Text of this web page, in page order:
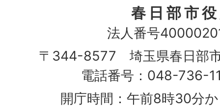
春日部市
法人番号
〒344-8577 埼玉県春日部
電話番号：048-736-
開庁時間：午前8時30分